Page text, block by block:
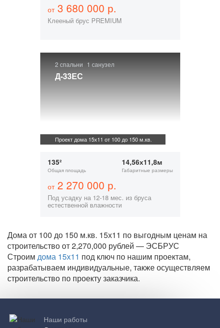
от3 680 000 р.
Клееный брус PREMIUM
2 спальни 1 санузел
Д-33ЕС
Проект дома 15х11 от 100 до 150 м.кв.
135²
Общая площадь
14,56х11,8м
Габаритные размеры
от2 270 000 р.
Под усадку на 12-18 мес. из бруса
естественной влажности
Дома от 100 до 150 м.кв. 15х11 по выгодным ценам на
строительство от 2,270,000 рублей — ЭСБРУС
Строим дома 15х11 под ключ по нашим проектам,
разрабатываем индивидуальные, также осуществляем
строительство по проекту заказчика.
Наши работы